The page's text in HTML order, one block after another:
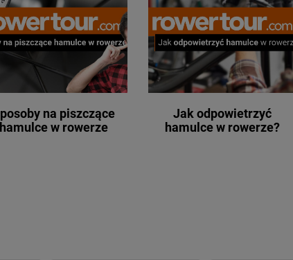
na piszczące
hamulce w rowerze
Jak odpowietrzyć
hamulce w rowerze?